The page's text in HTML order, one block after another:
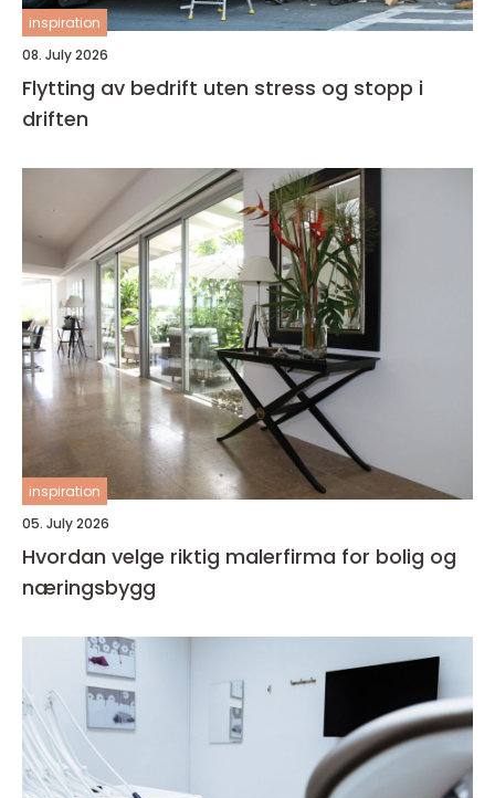
inspiration
08. July 2026
Flytting av bedrift uten stress og stopp i
driften
inspiration
05. July 2026
Hvordan velge riktig malerfirma for bolig og
næringsbygg